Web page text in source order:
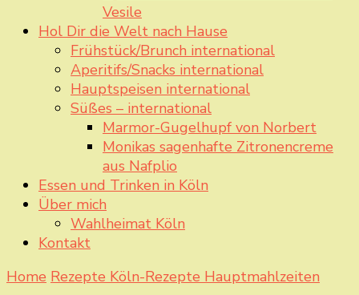
Vesile
Hol Dir die Welt nach Hause
Frühstück/Brunch international
Aperitifs/Snacks international
Hauptspeisen international
Süßes – international
Marmor-Gugelhupf von Norbert
Monikas sagenhafte Zitronencreme
aus Nafplio
Essen und Trinken in Köln
Über mich
Wahlheimat Köln
Kontakt
Home Rezepte Köln-Rezepte Hauptmahlzeiten